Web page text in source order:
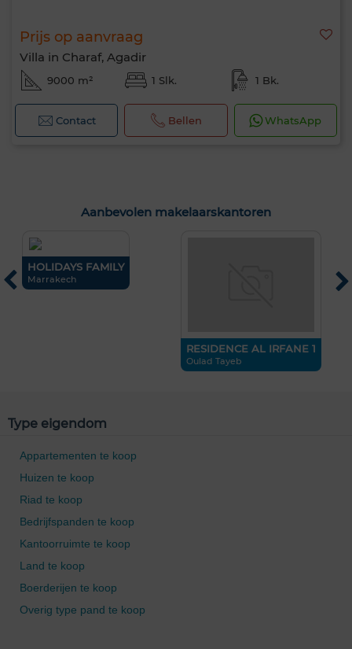
Prijs op aanvraag
Villa in Charaf, Agadir
9000 m² 1 Slk. 1 Bk.
Contact Bellen WhatsApp
Aanbevolen makelaarskantoren
HOLIDAYS FAMILY
Marrakech
RESIDENCE AL IRFANE 1
Oulad Tayeb
Type eigendom
Appartementen te koop
Huizen te koop
Riad te koop
Bedrijfspanden te koop
Kantoorruimte te koop
Land te koop
Boerderijen te koop
Overig type pand te koop